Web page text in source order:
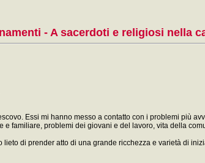
- A sacerdoti e religiosi nella
Essi mi hanno messo a contatto con i problemi più
familiare, problemi dei giovani e del lavoro, vita della
di prender atto di una grande ricchezza e varietà di